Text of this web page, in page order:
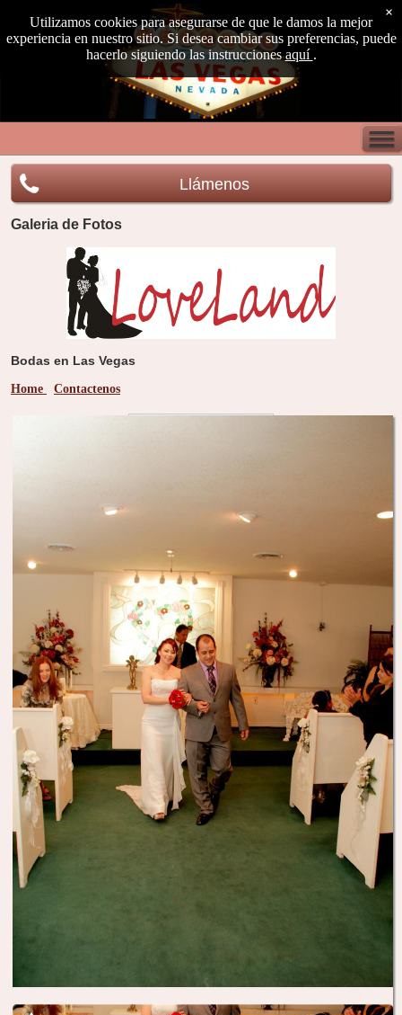
Utilizamos cookies para asegurarse de que le damos la mejor
experiencia en nuestro sitio. Si desea cambiar sus preferencias, puede
hacerlo siguiendo las instruccionesaquí .
×
Llámenos
Galeria de Fotos
Bodas en Las Vegas
Home Contactenos